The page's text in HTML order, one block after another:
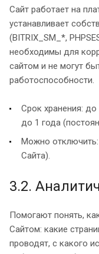
Сайт работает на
устанавливает
(BITRIX_SM_*,
необходимы для
сайтом и не могут
работоспособности.
Срок хранения:
до 1 года
Можно отключить:
Сайта).
3.2.
Помогают понять,
Сайтом: какие
проводят, с какого